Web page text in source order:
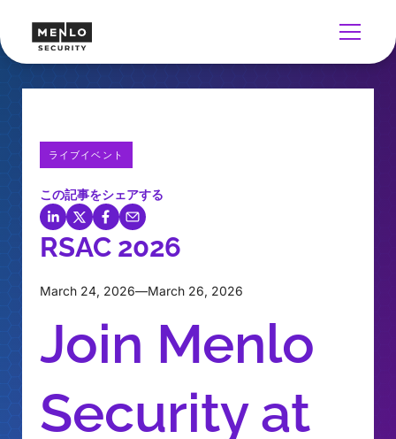
ライブイベント
この記事をシェアする
RSAC 2026
March 24, 2026—March 26, 2026
Join Menlo
Security at